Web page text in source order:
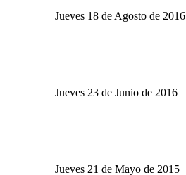
Jueves 18 de Agosto de 2016
Jueves 23 de Junio de 2016
Jueves 21 de Mayo de 2015